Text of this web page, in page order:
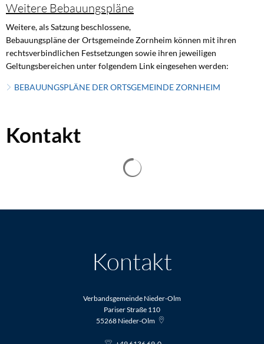
Weitere Bebauungspläne
Weitere, als Satzung beschlossene,
Bebauungspläne der Ortsgemeinde Zornheim können mit ihren
rechtsverbindlichen Festsetzungen sowie ihren jeweiligen
Geltungsbereichen unter folgendem Link eingesehen werden:
BEBAUUNGSPLÄNE DER ORTSGEMEINDE ZORNHEIM
Kontakt
Kontakt
Verbandsgemeinde Nieder-Olm
Pariser Straße 110
55268 Nieder-Olm